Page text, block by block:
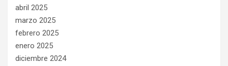
abril 2025
marzo 2025
febrero 2025
enero 2025
diciembre 2024